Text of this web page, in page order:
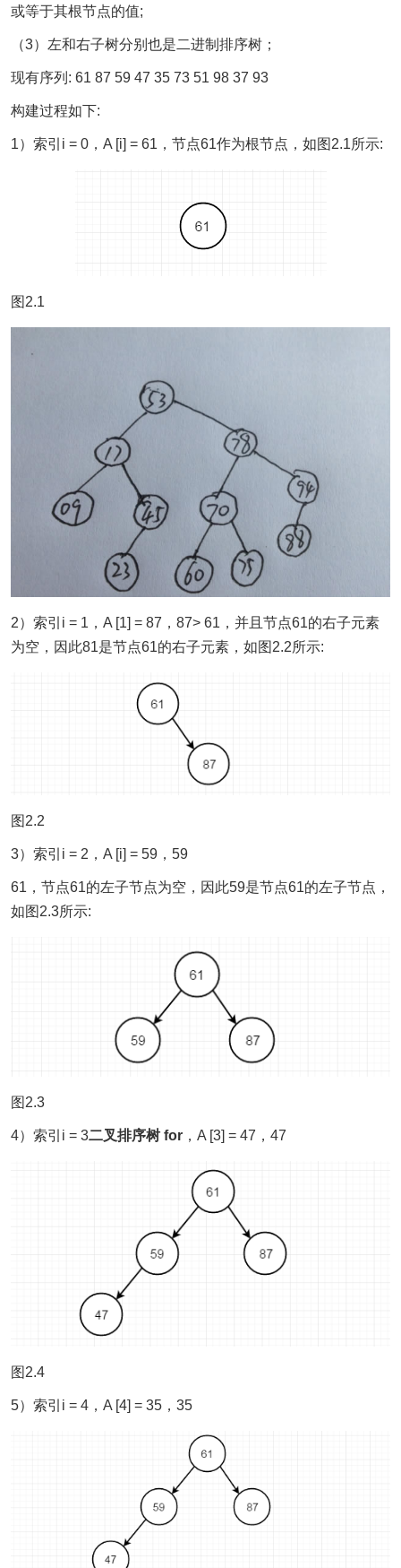
或等于其根节点的值;
（3）左和右子树分别也是二进制排序树；
现有序列: 61 87 59 47 35 73 51 98 37 93
构建过程如下:
1）索引i = 0，A [i] = 61，节点61作为根节点，如图2.1所示:
图2.1
2）索引i = 1，A [1] = 87，87> 61，并且节点61的右子元素
为空，因此81是节点61的右子元素，如图2.2所示:
图2.2
3）索引i = 2，A [i] = 59，59
61，节点61的左子节点为空，因此59是节点61的左子节点，
如图2.3所示:
图2.3
4）索引i = 3二叉排序树 for ，A [3] = 47，47
图2.4
5）索引i = 4，A [4] = 35，35